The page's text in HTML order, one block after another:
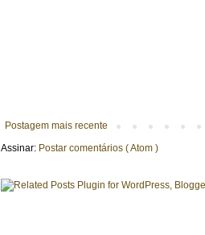
Postagem mais recente
Assinar: Postar comentários ( Atom )